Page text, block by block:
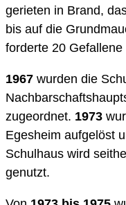
gerieten in Brand,
bis auf die
forderte 20
1967 wurden die
zugeordnet. 1973
Egesheim aufgelöst
Schulhaus wird
genutzt.